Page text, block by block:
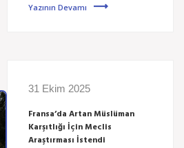
Yazının Devamı
31 Ekim 2025
Fransa’da Artan Müslüman
Karşıtlığı İçin Meclis
Araştırması İstendi